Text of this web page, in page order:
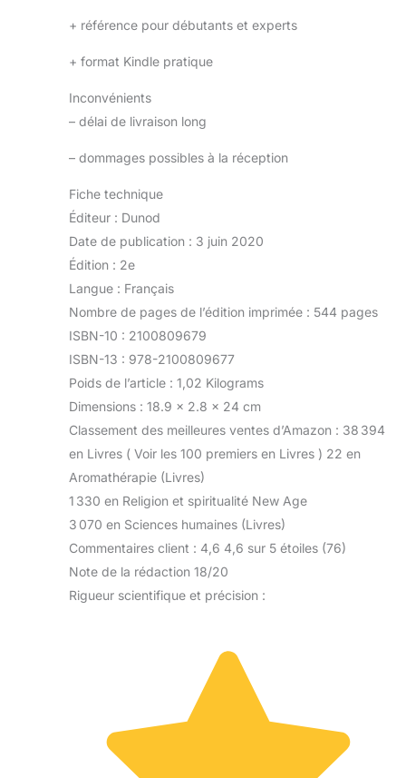
+ référence pour débutants et experts
+ format Kindle pratique
Inconvénients
– délai de livraison long
– dommages possibles à la réception
Fiche technique
Éditeur : Dunod
Date de publication : 3 juin 2020
Édition : 2e
Langue : Français
Nombre de pages de l’édition imprimée : 544 pages
ISBN-10 : 2100809679
ISBN-13 : 978-2100809677
Poids de l’article : 1,02 Kilograms
Dimensions : 18.9 x 2.8 x 24 cm
Classement des meilleures ventes d’Amazon : 38 394
en Livres ( Voir les 100 premiers en Livres ) 22 en
Aromathérapie (Livres)
1 330 en Religion et spiritualité New Age
3 070 en Sciences humaines (Livres)
Commentaires client : 4,6 4,6 sur 5 étoiles (76)
Note de la rédaction 18/20
Rigueur scientifique et précision :